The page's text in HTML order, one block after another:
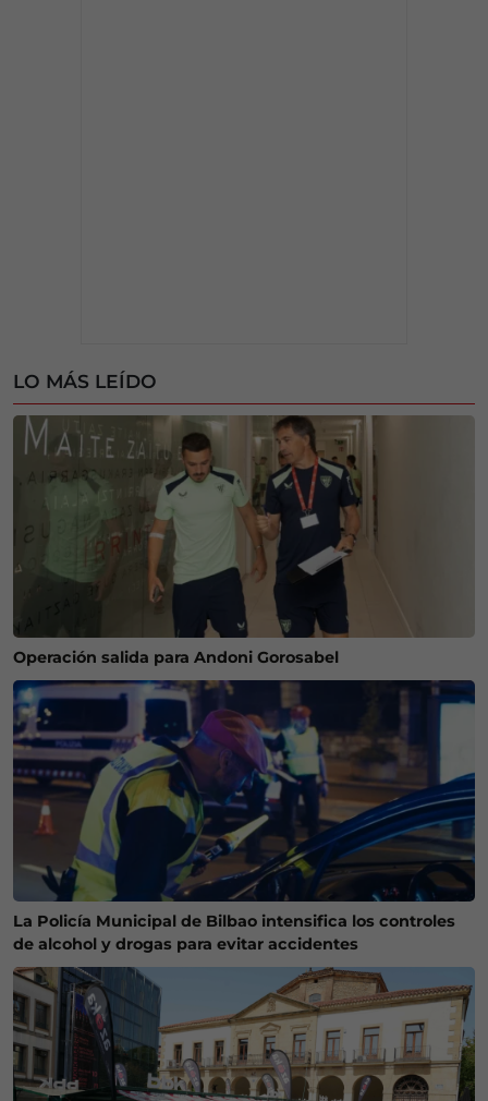
LO MÁS LEÍDO
Operación salida para Andoni Gorosabel
La Policía Municipal de Bilbao intensifica los controles
de alcohol y drogas para evitar accidentes